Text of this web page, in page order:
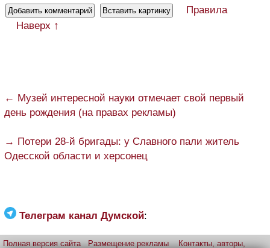
Правила
Наверх ↑
← Музей интересной науки отмечает свой первый
день рождения (на правах рекламы)
→ Потери 28-й бригады: у Славного пали житель
Одесской области и херсонец
Телеграм канал Думской:
Полная версия сайта Размещение рекламы Контакты, авторы,